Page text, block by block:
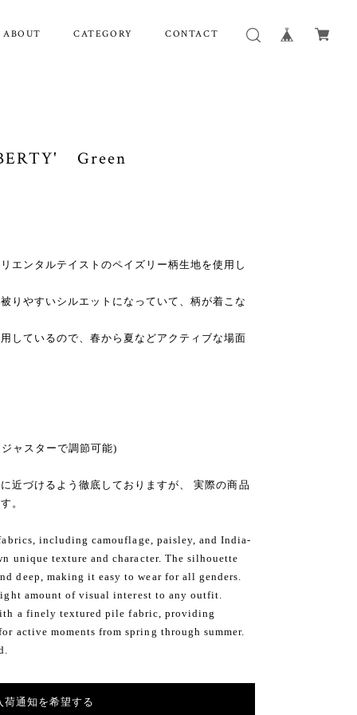
ABOUT CATEGORY CONTACT
Green
エンタルテイストのペイズリー柄生地を使用し
りやすいシルエットになっていて、柄が着こな
しているので、春から夏などアクティブな場面
ャスターで調節可能)
近づけるよう徹底しておりますが、 実際の商品
。
including camouflage, paisley, and India-
unique texture and character. The silhouette
deep, making it easy to wear for all genders.
amount of visual interest to any outfit.
a finely textured pile fabric, providing
active moments from spring through summer.
荷通知を希望する